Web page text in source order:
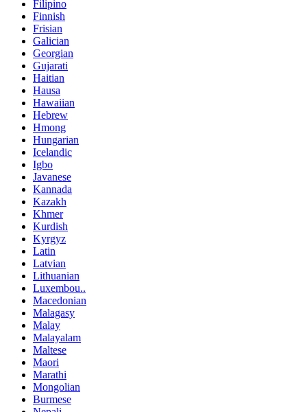
Filipino
Finnish
Frisian
Galician
Georgian
Gujarati
Haitian
Hausa
Hawaiian
Hebrew
Hmong
Hungarian
Icelandic
Igbo
Javanese
Kannada
Kazakh
Khmer
Kurdish
Kyrgyz
Latin
Latvian
Lithuanian
Luxembou..
Macedonian
Malagasy
Malay
Malayalam
Maltese
Maori
Marathi
Mongolian
Burmese